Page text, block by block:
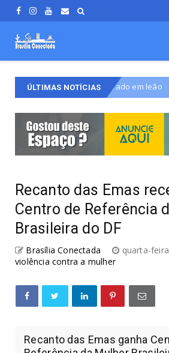
ÚLTIMAS NOTÍCIAS
inspirado em leão Adolescente
Recanto das Emas
Centro de Referência
Brasileira do DF
Brasília Conectada
quarta-
violência contra a mulher
Recanto das Emas ganha